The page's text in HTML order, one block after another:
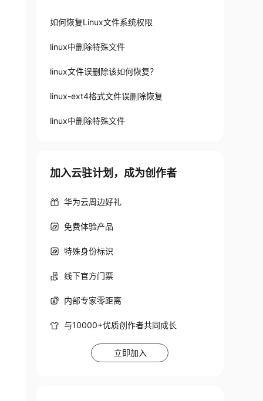
如何恢复Linux文件系统权限
linux中删除特殊文件
linux文件误删除该如何恢复？
linux-ext4格式文件误删除恢复
linux中删除特殊文件
加入云驻计划，成为创作者
华为云周边好礼
免费体验产品
特殊身份标识
线下官方门票
内部专家零距离
与10000+优质创作者共同成长
立即加入